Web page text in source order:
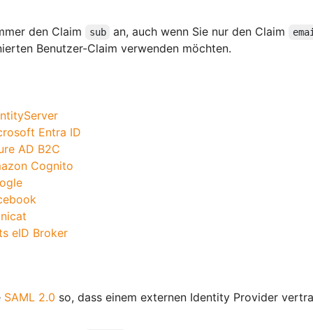
den Claim sub an, auch wenn Sie nur den Claim
Benutzer-Claim verwenden möchten.
Entra ID
AD B2C
Cognito
eID Broker
SAML 2.0 so, dass einem externen Identity Provider